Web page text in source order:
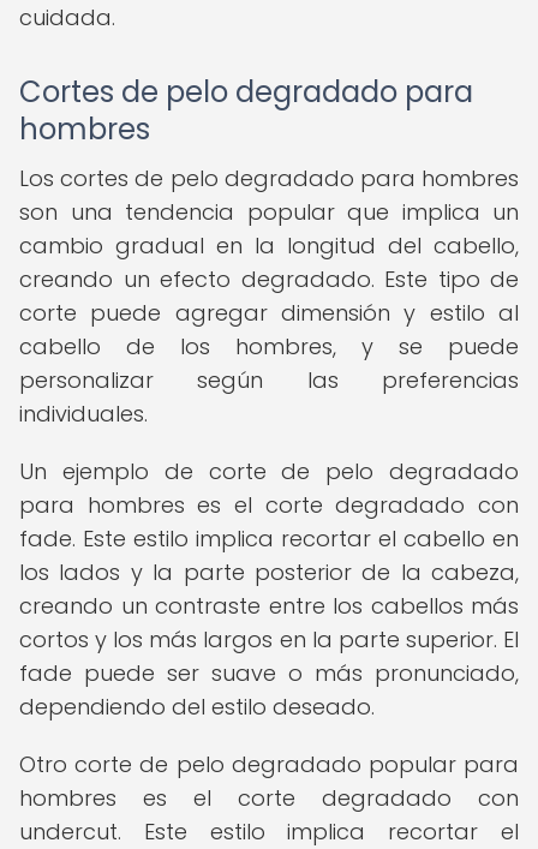
cuidada.
Cortes de pelo degradado para
hombres
Los cortes de pelo degradado para hombres
son una tendencia popular que implica un
cambio gradual en la longitud del cabello,
creando un efecto degradado. Este tipo de
corte puede agregar dimensión y estilo al
cabello de los hombres, y se puede
personalizar según las preferencias
individuales.
Un ejemplo de corte de pelo degradado
para hombres es el corte degradado con
fade. Este estilo implica recortar el cabello en
los lados y la parte posterior de la cabeza,
creando un contraste entre los cabellos más
cortos y los más largos en la parte superior. El
fade puede ser suave o más pronunciado,
dependiendo del estilo deseado.
Otro corte de pelo degradado popular para
hombres es el corte degradado con
undercut. Este estilo implica recortar el